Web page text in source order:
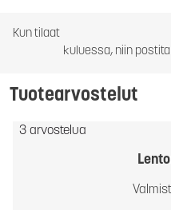
Kun tilaat
kuluessa, niin
Tuotearvostelut
3 arvostelua